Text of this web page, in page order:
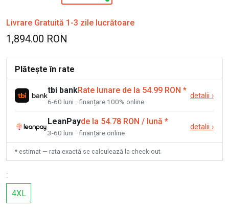
Livrare Gratuită 1-3 zile lucrătoare
1,894.00 RON
Plătește în rate
tbi bankRate lunare de la 54.99 RON *
6-60 luni · finanțare 100% online
detalii ›
LeanPayde la 54.78 RON / lună *
3-60 luni · finanțare online
detalii ›
* estimat — rata exactă se calculează la check-out
:
4XL